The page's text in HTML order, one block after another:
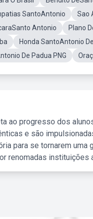
SantoAntonio
Sao
Antonio
Plano
Honda SantoAntonio
De Padua PNG
ao progresso dos
e são
para se tornarem uma
renomadas instituições